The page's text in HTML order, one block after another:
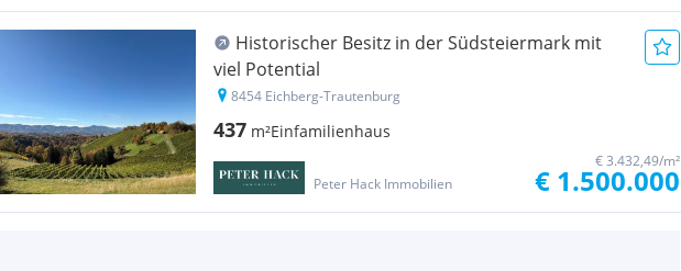
Historischer Besitz in der Südsteiermark mit
viel Potential
8454 Eichberg-Trautenburg
437 m²Einfamilienhaus
Peter Hack Immobilien
€ 3.432,49/m²
€ 1.500.000